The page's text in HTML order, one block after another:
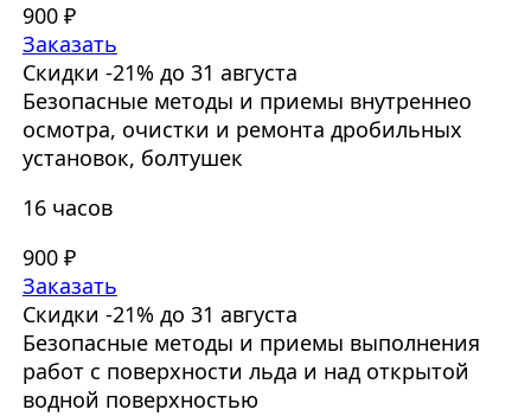
900 ₽
Заказать
Скидки -21% до 31 августа
Безопасные методы и приемы внутреннео
осмотра, очистки и ремонта дробильных
установок, болтушек
16 часов
900 ₽
Заказать
Скидки -21% до 31 августа
Безопасные методы и приемы выполнения
работ с поверхности льда и над открытой
водной поверхностью